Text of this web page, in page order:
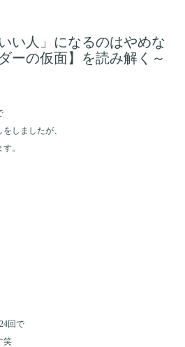
い人」になるのはやめな
ーの仮面】を読み解く～
しましたが、
。
回で
笑